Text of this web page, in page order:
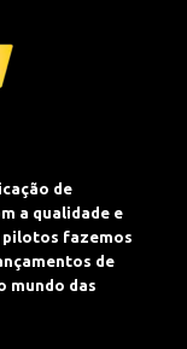
de
a qualidade e
pilotos fazemos
de
mundo das